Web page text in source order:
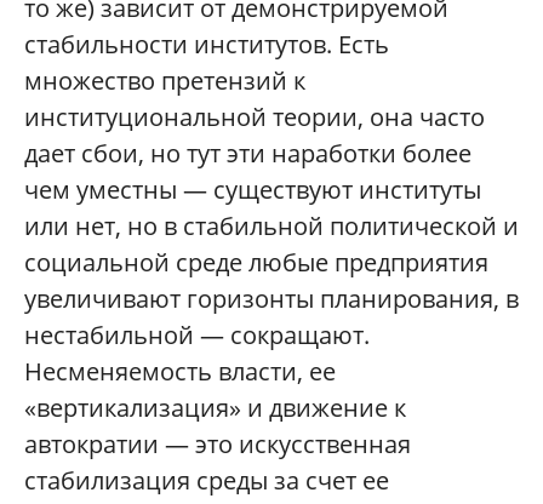
то же) зависит от демонстрируемой
стабильности институтов. Есть
множество претензий к
институциональной теории, она часто
дает сбои, но тут эти наработки более
чем уместны — существуют институты
или нет, но в стабильной политической и
социальной среде любые предприятия
увеличивают горизонты планирования, в
нестабильной — сокращают.
Несменяемость власти, ее
«вертикализация» и движение к
автократии — это искусственная
стабилизация среды за счет ее